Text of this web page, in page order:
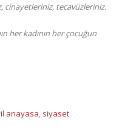
cinayetleriniz, tecavüzleriniz.
her kadının her çocuğun
anayasa, siyaset